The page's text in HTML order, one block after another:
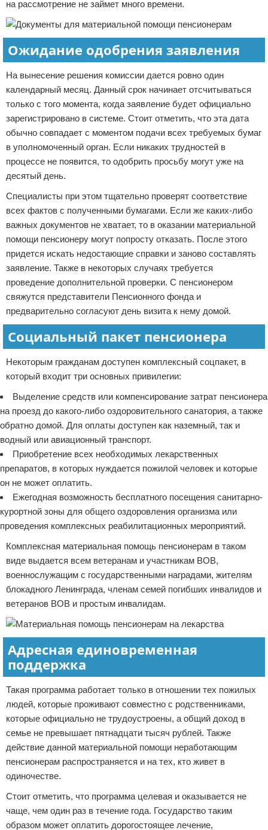
на рассмотрение не займет много времени.
Ожидание одобрения заявления
На вынесение решения комиссии дается ровно один
календарный месяц. Данный срок начинает отсчитываться
только с того момента, когда заявление будет официально
зарегистрировано в системе. Стоит отметить, что эта дата
обычно совпадает с моментом подачи всех требуемых бумаг
в уполномоченный орган. Если никаких трудностей в
процессе не появится, то одобрить просьбу могут уже на
десятый день.
Специалисты при этом тщательно проверят соответствие
всех фактов с полученными бумагами. Если же каких-либо
важных документов не хватает, то в оказании материальной
помощи пенсионеру могут попросту отказать. После этого
придется искать недостающие справки и заново составлять
заявление. Также в некоторых случаях требуется
проведение дополнительной проверки. С пенсионером
свяжутся представители Пенсионного фонда и
предварительно согласуют день визита к нему домой.
Социальный пакет пенсионера
Некоторым гражданам доступен комплексный соцпакет, в
который входит три основных привилегии:
Выделение средств или компенсирование затрат пенсионера
на проезд до какого-либо оздоровительного санатория, а также
обратно домой. Для оплаты доступен как наземный, так и
водный или авиационный транспорт.
Приобретение всех необходимых лекарственных
препаратов, в которых нуждается пожилой человек и которые
он не может оплатить.
Ежегодная возможность бесплатного посещения санитарно-
курортной зоны для общего оздоровления организма или
проведения комплексных реабилитационных мероприятий.
Комплексная материальная помощь пенсионерам в таком
виде выдается всем ветеранам и участникам ВОВ,
военнослужащим с государственными наградами, жителям
блокадного Ленинграда, членам семей погибших инвалидов и
ветеранов ВОВ и простым инвалидам.
Адресная единовременная
поддержка
Такая программа работает только в отношении тех пожилых
людей, которые проживают совместно с родственниками,
которые официально не трудоустроены, а общий доход в
семье не превышает пятнадцати тысяч рублей. Также
действие данной материальной помощи неработающим
пенсионерам распространяется и на тех, кто живет в
одиночестве.
Стоит отметить, что программа целевая и оказывается не
чаще, чем один раз в течение года. Государство таким
образом может оплатить дорогостоящее лечение,